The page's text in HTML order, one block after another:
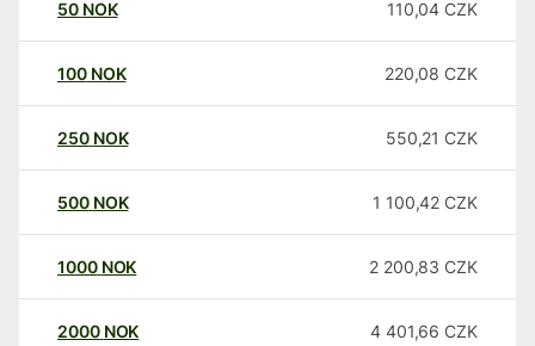
50 NOK 110,04 CZK
100 NOK 220,08 CZK
250 NOK 550,21 CZK
500 NOK 1 100,42 CZK
1000 NOK 2 200,83 CZK
2000 NOK 4 401,66 CZK